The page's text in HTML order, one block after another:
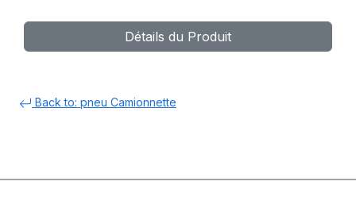
Détails du Produit
Back to: pneu Camionnette